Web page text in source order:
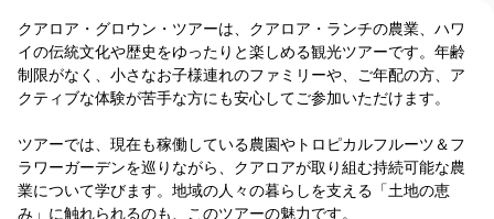
乗馬ツアーの服装・注意事項
グループ・イベント企画
マラマ体験プログラム
クアロアマップのご案内
クアロア・グロウン・ツアーは、クアロア・ランチの農業、ハワ
イの伝統文化や歴史をゆったりと楽しめる観光ツアーです。年齢
制限がなく、小さなお子様連れのファミリーや、ご年配の方、ア
クティブな体験が苦手な方にも安心してご参加いただけます。
ツアーでは、現在も稼働している農園やトロピカルフルーツ＆フ
ラワーガーデンを巡りながら、クアロアが取り組む持続可能な農
業について学びます。地域の人々の暮らしを支える「土地の恵
み」に触れられるのも、このツアーの魅力です。